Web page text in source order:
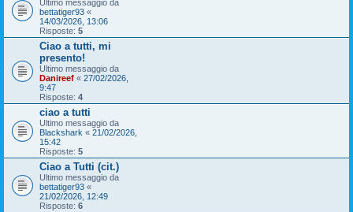
Ultimo messaggio da
bettatiger93 «
14/03/2026, 13:06
Risposte: 5
Ciao a tutti, mi
presento!
Ultimo messaggio da
Danireef « 27/02/2026,
9:47
Risposte: 4
ciao a tutti
Ultimo messaggio da
Blackshark « 21/02/2026,
15:42
Risposte: 5
Ciao a Tutti (cit.)
Ultimo messaggio da
bettatiger93 «
21/02/2026, 12:49
Risposte: 6